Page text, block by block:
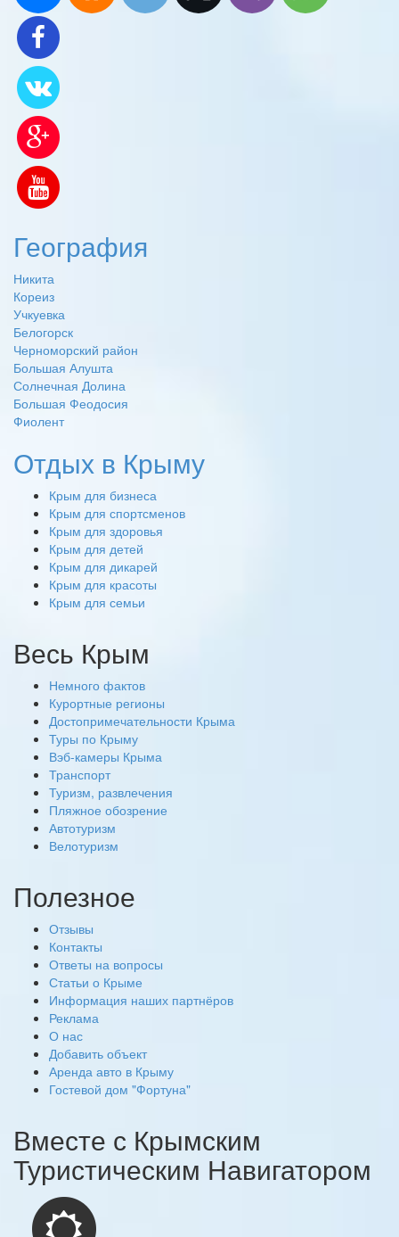
География
Никита
Кореиз
Учкуевка
Белогорск
Черноморский район
Большая Алушта
Солнечная Долина
Большая Феодосия
Фиолент
Отдых в Крыму
Крым для бизнеса
Крым для спортсменов
Крым для здоровья
Крым для детей
Крым для дикарей
Крым для красоты
Крым для семьи
Весь Крым
Немного фактов
Курортные регионы
Достопримечательности Крыма
Туры по Крыму
Вэб-камеры Крыма
Транспорт
Туризм, развлечения
Пляжное обозрение
Автотуризм
Велотуризм
Полезное
Отзывы
Контакты
Ответы на вопросы
Статьи о Крыме
Информация наших партнёров
Реклама
О нас
Добавить объект
Аренда авто в Крыму
Гостевой дом "Фортуна"
Вместе с Крымским
Туристическим Навигатором